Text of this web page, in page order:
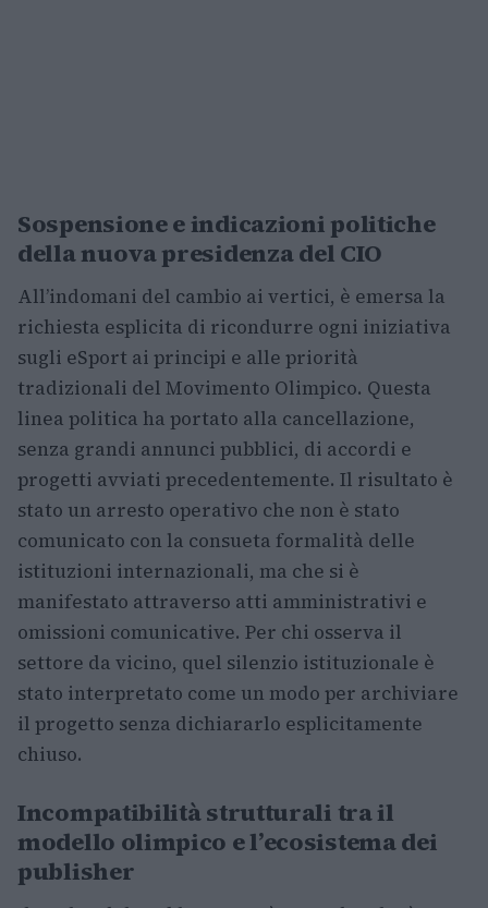
Sospensione e indicazioni politiche
della nuova presidenza del CIO
All’indomani del cambio ai vertici, è emersa la
richiesta esplicita di ricondurre ogni iniziativa
sugli eSport ai principi e alle priorità
tradizionali del Movimento Olimpico. Questa
linea politica ha portato alla cancellazione,
senza grandi annunci pubblici, di accordi e
progetti avviati precedentemente. Il risultato è
stato un arresto operativo che non è stato
comunicato con la consueta formalità delle
istituzioni internazionali, ma che si è
manifestato attraverso atti amministrativi e
omissioni comunicative. Per chi osserva il
settore da vicino, quel silenzio istituzionale è
stato interpretato come un modo per archiviare
il progetto senza dichiararlo esplicitamente
chiuso.
Incompatibilità strutturali tra il
modello olimpico e l’ecosistema dei
publisher